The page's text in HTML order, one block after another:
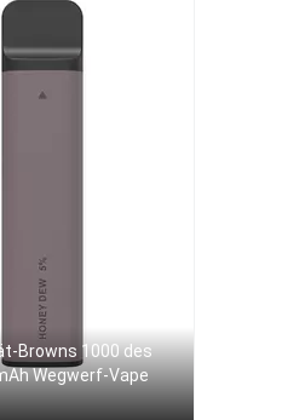
Browns 1000 des
Wegwerf-Vape